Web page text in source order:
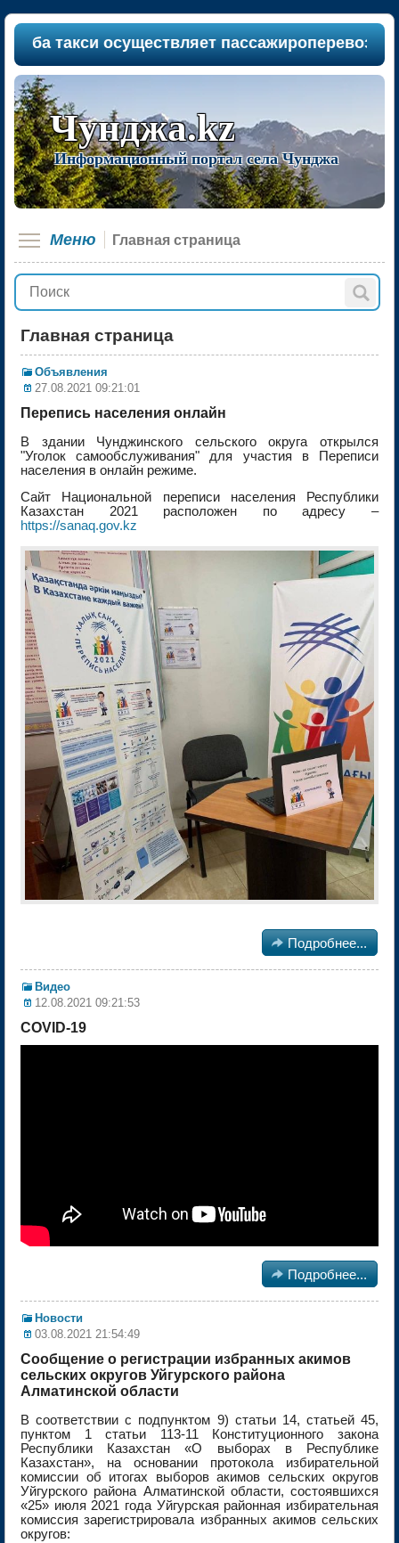
осуществляет пассажироперевозки между
Чунджа.kz
Информационный портал села Чунджа
Меню Главная страница
Главная страница
Объявления
27.08.2021 09:21:01
Перепись населения онлайн
В здании Чунджинского сельского округа открылся
"Уголок самообслуживания" для участия в Переписи
населения в онлайн режиме.
Сайт Национальной переписи населения Республики
Казахстан 2021 расположен по адресу –
https://sanaq.gov.kz
 Подробнее...
Видео
12.08.2021 09:21:53
COVID-19
 Подробнее...
Новости
03.08.2021 21:54:49
Сообщение о регистрации избранных акимов
сельских округов Уйгурского района
Алматинской области
В соответствии с подпунктом 9) статьи 14, статьей 45,
пунктом 1 статьи 113-11 Конституционного закона
Республики Казахстан «О выборах в Республике
Казахстан», на основании протокола избирательной
комиссии об итогах выборов акимов сельских округов
Уйгурского района Алматинской области, состоявшихся
«25» июля 2021 года Уйгурская районная избирательная
комиссия зарегистрировала избранных акимов сельских
округов: